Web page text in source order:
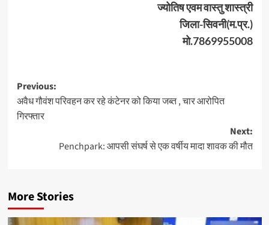
ज्योतिष एवम वास्तु शास्त्री
जिला-सिवनी(म.प्र.)
मो.7869955008
Post
navigation
Previous:
अवैध गौवंश परिवहन कर रहे कंटेनर को किया जब्त , चार आरोपित
गिरफ्तार
Next:
Penchpark: आपसी संघर्ष से एक वर्षीय मादा शावक की मौत
More Stories